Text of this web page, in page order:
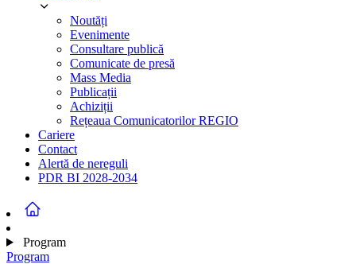
Noutăți
Evenimente
Consultare publică
Comunicate de presă
Mass Media
Publicații
Achiziții
Rețeaua Comunicatorilor REGIO
Cariere
Contact
Alertă de nereguli
PDR BI 2028-2034
Program
Program